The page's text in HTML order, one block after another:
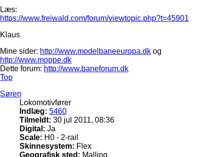
Læs:
https://www.freiwald.com/forum/viewtopic.php?t=45901
Klaus
Mine sider: http://www.modelbaneeuropa.dk og
http://www.moppe.dk
Dette forum: http://www.baneforum.dk
Top
Søren
Lokomotivfører
Indlæg: 5460
Tilmeldt: 30 jul 2011, 08:36
Digital: Ja
Scale: H0 - 2-rail
Skinnesystem: Flex
Geografisk sted: Malling